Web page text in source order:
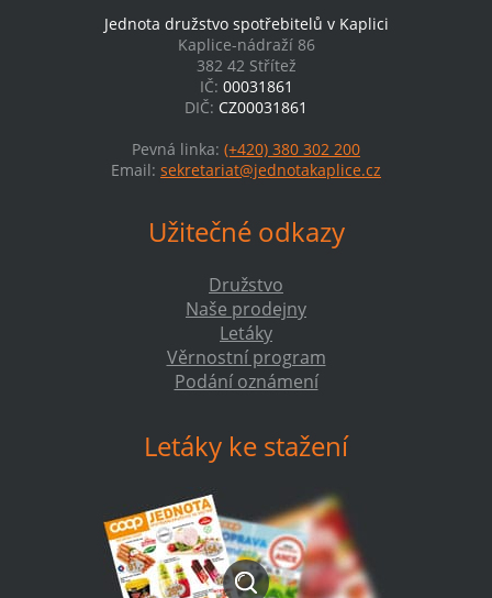
Jednota družstvo spotřebitelů v Kaplici
Kaplice-nádraží 86
382 42 Střítež
IČ: 00031861
DIČ: CZ00031861
Pevná linka: (+420) 380 302 200
Email: sekretariat@jednotakaplice.cz
Užitečné odkazy
Družstvo
Naše prodejny
Letáky
Věrnostní program
Podání oznámení
Letáky ke stažení